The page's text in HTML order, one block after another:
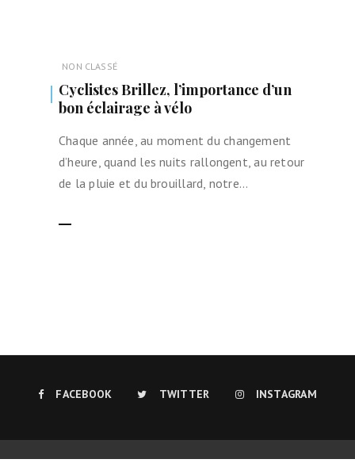
NON CLASSÉ
Cyclistes Brillez, l’importance d’un
bon éclairage à vélo
Chaque année, au moment du changement
d’heure, quand les nuits rallongent, au retour
de la pluie et du brouillard, notre…
FACEBOOK TWITTER INSTAGRAM